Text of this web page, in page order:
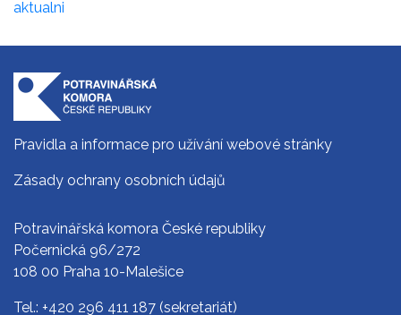
aktualni
Pravidla a informace pro užívání webové stránky
Zásady ochrany osobních údajů
Potravinářská komora České republiky
Počernická 96/272
108 00 Praha 10-Malešice
Tel.: +420 296 411 187 (sekretariát)